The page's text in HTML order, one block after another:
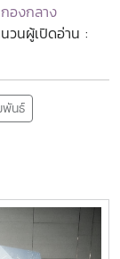
กองกลาง
วนผู้เปิดอ่าน :
พันธ์